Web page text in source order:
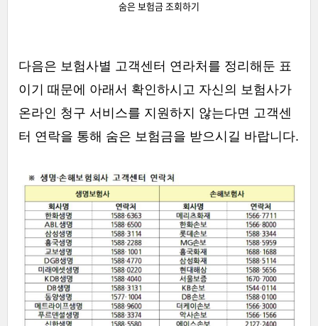
숨은 보험금 조회하기
다음은 보험사별 고객센터 연라처를 정리해둔 표
이기 때문에 아래서 확인하시고 자신의 보험사가
온라인 청구 서비스를 지원하지 않는다면 고객센
터 연락을 통해 숨은 보험금을 받으시길 바랍니다.